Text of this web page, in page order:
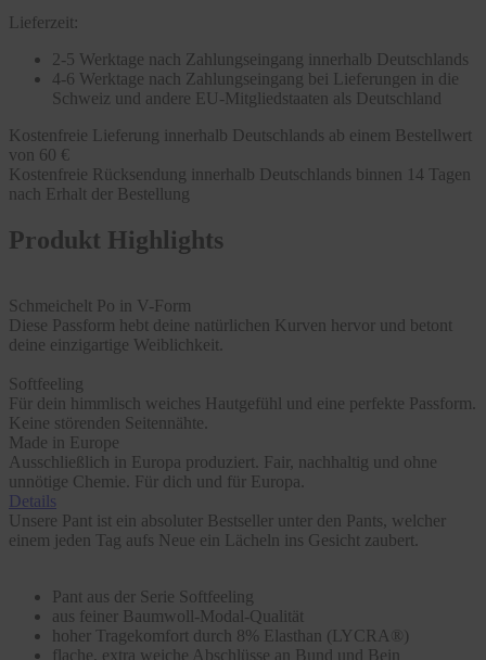
Lieferzeit:
2-5 Werktage nach Zahlungseingang innerhalb Deutschlands
4-6 Werktage nach Zahlungseingang bei Lieferungen in die
Schweiz und andere EU-Mitgliedstaaten als Deutschland
Kostenfreie Lieferung innerhalb Deutschlands ab einem Bestellwert
von 60 €
Kostenfreie Rücksendung innerhalb Deutschlands binnen 14 Tagen
nach Erhalt der Bestellung
Produkt Highlights
Schmeichelt Po in V-Form
Diese Passform hebt deine natürlichen Kurven hervor und betont
deine einzigartige Weiblichkeit.
Softfeeling
Für dein himmlisch weiches Hautgefühl und eine perfekte Passform.
Keine störenden Seitennähte.
Made in Europe
Ausschließlich in Europa produziert. Fair, nachhaltig und ohne
unnötige Chemie. Für dich und für Europa.
Details
Unsere Pant ist ein absoluter Bestseller unter den Pants, welcher
einem jeden Tag aufs Neue ein Lächeln ins Gesicht zaubert.
Pant aus der Serie Softfeeling
aus feiner Baumwoll-Modal-Qualität
hoher Tragekomfort durch 8% Elasthan (LYCRA®)
flache, extra weiche Abschlüsse an Bund und Bein